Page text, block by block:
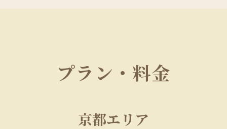
プラン・料金
京都エリア